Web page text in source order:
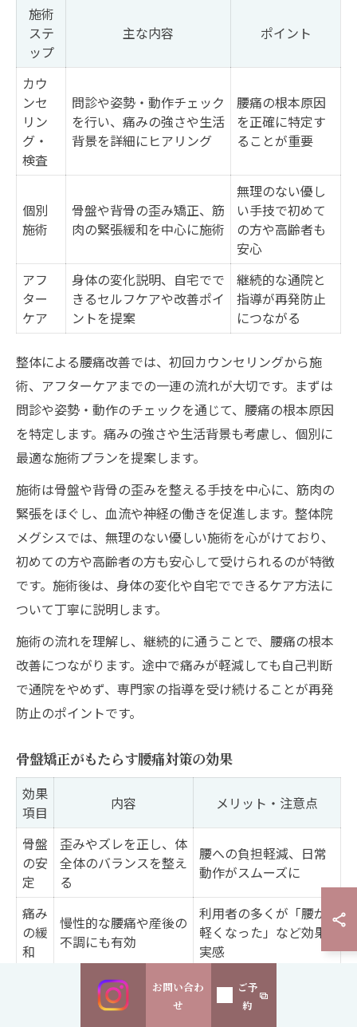
施術
ステ
ップ
主な内容 ポイント
カウ
ンセ
リン
グ・
検査
問診や姿勢・動作チェック
を行い、痛みの強さや生活
背景を詳細にヒアリング
腰痛の根本原因
を正確に特定す
ることが重要
個別
施術
骨盤や背骨の歪み矯正、筋
肉の緊張緩和を中心に施術
無理のない優し
い手技で初めて
の方や高齢者も
安心
アフ
ター
ケア
身体の変化説明、自宅でで
きるセルフケアや改善ポイ
ントを提案
継続的な通院と
指導が再発防止
につながる
整体による腰痛改善では、初回カウンセリングから施
術、アフターケアまでの一連の流れが大切です。まずは
問診や姿勢・動作のチェックを通じて、腰痛の根本原因
を特定します。痛みの強さや生活背景も考慮し、個別に
最適な施術プランを提案します。
施術は骨盤や背骨の歪みを整える手技を中心に、筋肉の
緊張をほぐし、血流や神経の働きを促進します。整体院
メグシスでは、無理のない優しい施術を心がけており、
初めての方や高齢者の方も安心して受けられるのが特徴
です。施術後は、身体の変化や自宅でできるケア方法に
ついて丁寧に説明します。
施術の流れを理解し、継続的に通うことで、腰痛の根本
改善につながります。途中で痛みが軽減しても自己判断
で通院をやめず、専門家の指導を受け続けることが再発
防止のポイントです。
骨盤矯正がもたらす腰痛対策の効果
効果
項目
内容 メリット・注意点
骨盤
の安
定
歪みやズレを正し、体
全体のバランスを整え
る
腰への負担軽減、日常
動作がスムーズに
痛み
の緩
和
慢性的な腰痛や産後の
不調にも有効
利用者の多くが「腰が
軽くなった」など効果
実感
複数回の施術と正しい
姿勢習慣が不可欠
自己流は危険、専門家
の指導と併用が安心
お問い合わ
せ
ご予
約